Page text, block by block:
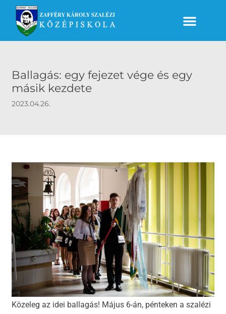
Ballagás: egy fejezet vége és egy
másik kezdete
2023.04.26.
Közeleg az idei ballagás! Május 6-án, pénteken a szalézi